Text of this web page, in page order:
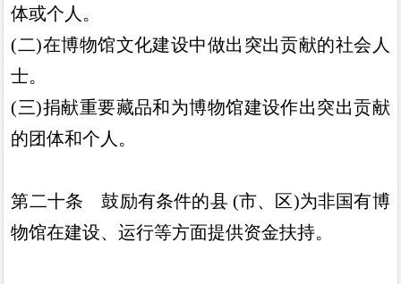
体或个人 。
(二)在博物馆文化建设中做出突出贡献的社会人
士。
(三)捐献重要藏品和为博物馆建设作出突出贡献
的团体和个人 。
第二十条鼓励有条件的县 (市、 区)为非国有博
物馆在建设、运行等方面提供资金扶持。